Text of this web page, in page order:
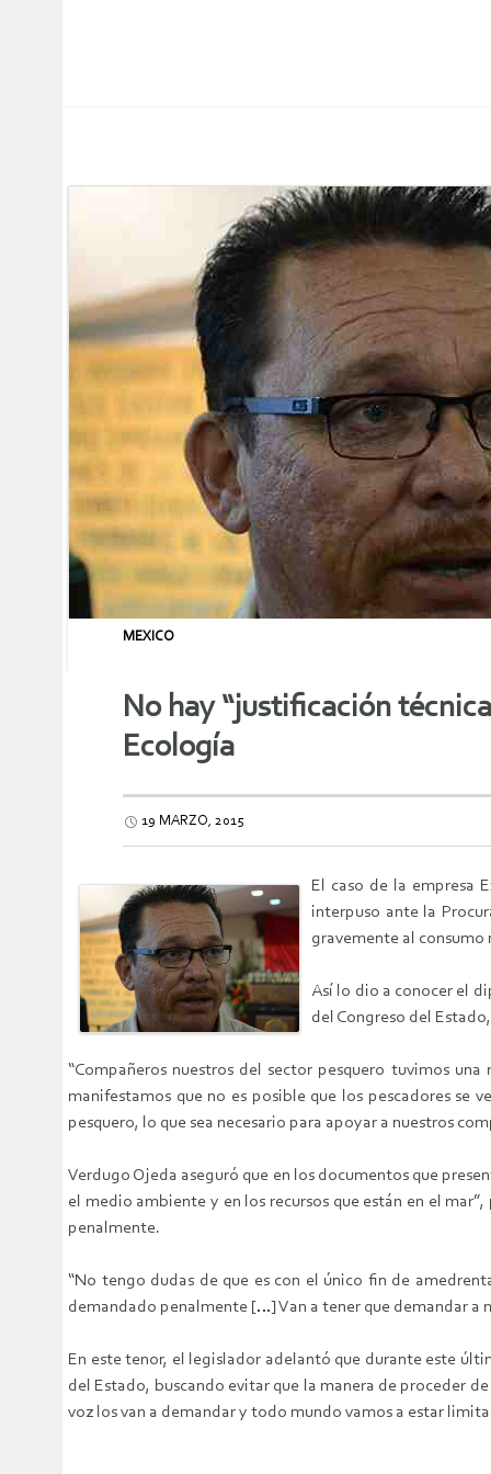
MEXICO
No hay “justificación
Ecología
19 MARZO, 2015
El caso de la empresa
interpuso ante la
gravemente al consumo
Así lo dio a conocer el
del Congreso del
“Compañeros nuestros del sector pesquero tuvimos
manifestamos que no es posible que los pescadores se
pesquero, lo que sea necesario para apoyar a nuestros
Verdugo Ojeda aseguró que en los documentos que
el medio ambiente y en los recursos que están en el
penalmente.
“No tengo dudas de que es con el único fin de
demandado penalmente […] Van a tener que demandar a
En este tenor, el legislador adelantó que durante este
del Estado, buscando evitar que la manera de proceder
voz los van a demandar y todo mundo vamos a estar